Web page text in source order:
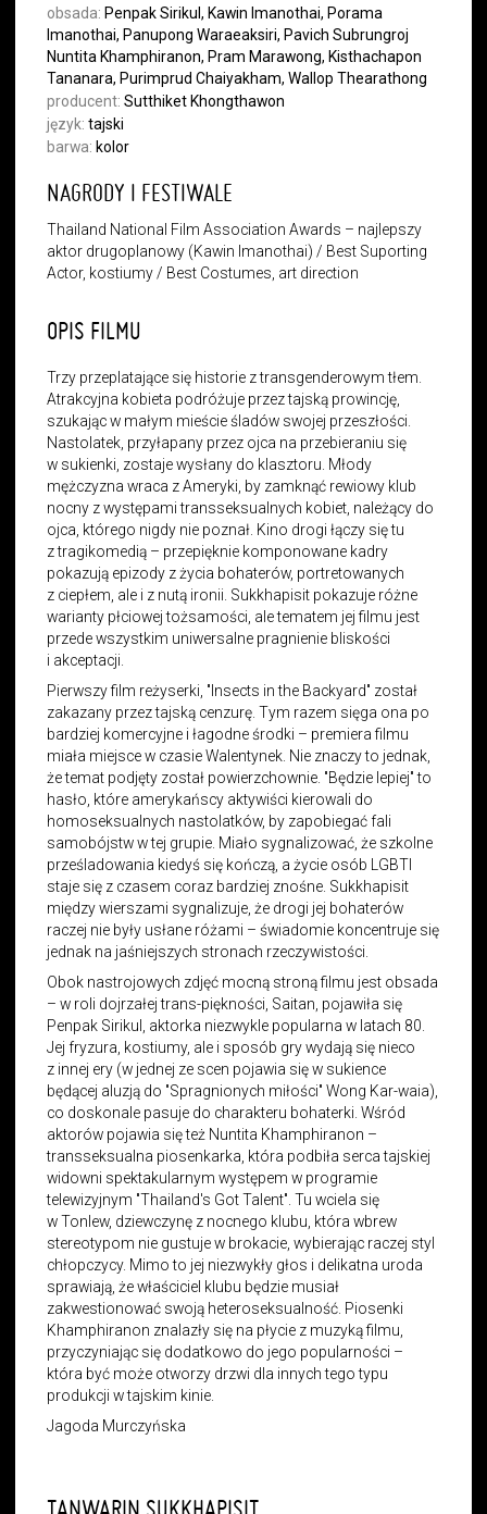
obsada: Penpak Sirikul, Kawin Imanothai, Porama
Imanothai, Panupong Waraeaksiri, Pavich Subrungroj
Nuntita Khamphiranon, Pram Marawong, Kisthachapon
Tananara, Purimprud Chaiyakham, Wallop Thearathong
producent:Sutthiket Khongthawon
język:tajski
barwa: kolor
NAGRODY I FESTIWALE
Thailand National Film Association Awards – najlepszy
aktor drugoplanowy (Kawin Imanothai) / Best Suporting
Actor, kostiumy / Best Costumes, art direction
OPIS FILMU
Trzy przeplatające się historie z transgenderowym tłem.
Atrakcyjna kobieta podróżuje przez tajską prowincję,
szukając w małym mieście śladów swojej przeszłości.
Nastolatek, przyłapany przez ojca na przebieraniu się
w sukienki, zostaje wysłany do klasztoru. Młody
mężczyzna wraca z Ameryki, by zamknąć rewiowy klub
nocny z występami transseksualnych kobiet, należący do
ojca, którego nigdy nie poznał. Kino drogi łączy się tu
z tragikomedią – przepięknie komponowane kadry
pokazują epizody z życia bohaterów, portretowanych
z ciepłem, ale i z nutą ironii. Sukkhapisit pokazuje różne
warianty płciowej tożsamości, ale tematem jej filmu jest
przede wszystkim uniwersalne pragnienie bliskości
i akceptacji.
Pierwszy film reżyserki, "Insects in the Backyard" został
zakazany przez tajską cenzurę. Tym razem sięga ona po
bardziej komercyjne i łagodne środki – premiera filmu
miała miejsce w czasie Walentynek. Nie znaczy to jednak,
że temat podjęty został powierzchownie. "Będzie lepiej" to
hasło, które amerykańscy aktywiści kierowali do
homoseksualnych nastolatków, by zapobiegać fali
samobójstw w tej grupie. Miało sygnalizować, że szkolne
prześladowania kiedyś się kończą, a życie osób LGBTI
staje się z czasem coraz bardziej znośne. Sukkhapisit
między wierszami sygnalizuje, że drogi jej bohaterów
raczej nie były usłane różami – świadomie koncentruje się
jednak na jaśniejszych stronach rzeczywistości.
Obok nastrojowych zdjęć mocną stroną filmu jest obsada
– w roli dojrzałej trans-piękności, Saitan, pojawiła się
Penpak Sirikul, aktorka niezwykle popularna w latach 80.
Jej fryzura, kostiumy, ale i sposób gry wydają się nieco
z innej ery (w jednej ze scen pojawia się w sukience
będącej aluzją do "Spragnionych miłości" Wong Kar-waia),
co doskonale pasuje do charakteru bohaterki. Wśród
aktorów pojawia się też Nuntita Khamphiranon –
transseksualna piosenkarka, która podbiła serca tajskiej
widowni spektakularnym występem w programie
telewizyjnym "Thailand's Got Talent". Tu wciela się
w Tonlew, dziewczynę z nocnego klubu, która wbrew
stereotypom nie gustuje w brokacie, wybierając raczej styl
chłopczycy. Mimo to jej niezwykły głos i delikatna uroda
sprawiają, że właściciel klubu będzie musiał
zakwestionować swoją heteroseksualność. Piosenki
Khamphiranon znalazły się na płycie z muzyką filmu,
przyczyniając się dodatkowo do jego popularności –
która być może otworzy drzwi dla innych tego typu
produkcji w tajskim kinie.
Jagoda Murczyńska